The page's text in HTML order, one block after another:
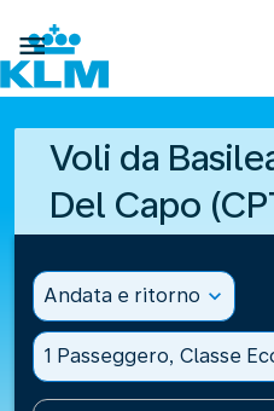

Voli da
Del Capo
Andata e ritorno expand_more
1 Passeggero, Classe